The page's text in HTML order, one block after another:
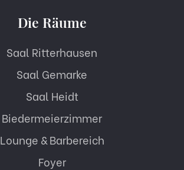
Die Räume
Saal Ritterhausen
Saal Gemarke
Saal Heidt
Biedermeierzimmer
Lounge & Barbereich
Foyer